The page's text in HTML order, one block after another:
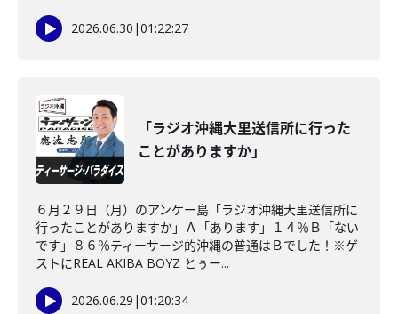
2026.06.30 |01:22:27
「ラジオ沖縄大里送信所に行った
ことがありますか」
６月２９日（月）のアンケー島「ラジオ沖縄大里送信所に
行ったことがありますか」Ａ「あります」１４％Ｂ「ない
です」８６％ティーサージ的沖縄の普通はＢでした！※ゲ
ストにREAL AKIBA BOYZ とぅー...
2026.06.29 |01:20:34